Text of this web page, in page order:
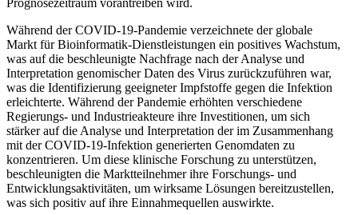
Während der COVID-19-Pandemie verzeichnete der globale
Markt für Bioinformatik-Dienstleistungen ein positives Wachstum,
was auf die beschleunigte Nachfrage nach der Analyse und
Interpretation genomischer Daten des Virus zurückzuführen war,
was die Identifizierung geeigneter Impfstoffe gegen die Infektion
erleichterte. Während der Pandemie erhöhten verschiedene
Regierungs- und Industrieakteure ihre Investitionen, um sich
stärker auf die Analyse und Interpretation der im Zusammenhang
mit der COVID-19-Infektion generierten Genomdaten zu
konzentrieren. Um diese klinische Forschung zu unterstützen,
beschleunigten die Marktteilnehmer ihre Forschungs- und
Entwicklungsaktivitäten, um wirksame Lösungen bereitzustellen,
was sich positiv auf ihre Einnahmequellen auswirkte.